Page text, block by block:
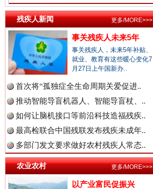
三年瞒报超千万 隐匿收入偷税被查处..
残疾人新闻
事关残疾人未来5年
事关残疾人，未来5年补贴、
就业、教育有这些暖心变化7
月27日上午国新办..
首次将“孤独症全生命周期关爱促进..
推动智能导盲机器人、智能导盲杖、..
如何让脑机接口等前沿科技造福残疾..
最高检联合中国残联发布残疾未成年..
多部门发文要求做好农村残疾人常态..
更多/MORE>>>
农业农村
以产业富民促振兴
更多/MORE>>>